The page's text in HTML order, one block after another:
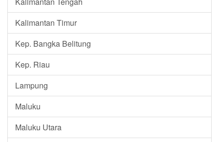
Kalimantan Timur
Kep. Bangka Belitung
Kep. Riau
Lampung
Maluku
Maluku Utara